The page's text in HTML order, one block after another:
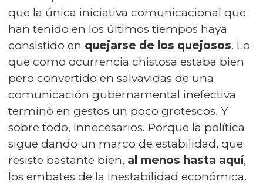
que la única iniciativa comunicacional que
han tenido en los últimos tiempos haya
consistido en quejarse de los quejosos. Lo
que como ocurrencia chistosa estaba bien
pero convertido en salvavidas de una
comunicación gubernamental inefectiva
terminó en gestos un poco grotescos. Y
sobre todo, innecesarios. Porque la política
sigue dando un marco de estabilidad, que
resiste bastante bien, al menos hasta aquí,
los embates de la inestabilidad económica.